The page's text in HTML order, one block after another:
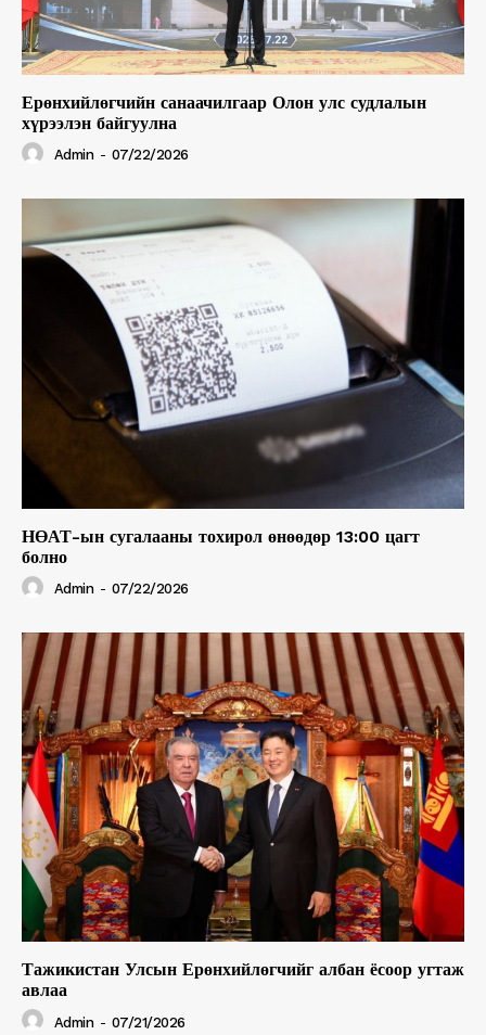
Ерөнхийлөгчийн санаачилгаар Олон улс судлалын
хүрээлэн байгуулна
Admin - 07/22/2026
НӨАТ-ын сугалааны тохирол өнөөдөр 13:00 цагт
болно
Admin - 07/22/2026
Тажикистан Улсын Ерөнхийлөгчийг албан ёсоор угтаж
авлаа
Admin - 07/21/2026